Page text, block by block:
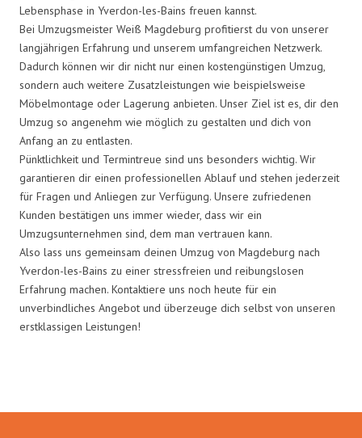
Lebensphase in Yverdon-les-Bains freuen kannst.
Bei Umzugsmeister Weiß Magdeburg profitierst du von unserer
langjährigen Erfahrung und unserem umfangreichen Netzwerk.
Dadurch können wir dir nicht nur einen kostengünstigen Umzug,
sondern auch weitere Zusatzleistungen wie beispielsweise
Möbelmontage oder Lagerung anbieten. Unser Ziel ist es, dir den
Umzug so angenehm wie möglich zu gestalten und dich von
Anfang an zu entlasten.
Pünktlichkeit und Termintreue sind uns besonders wichtig. Wir
garantieren dir einen professionellen Ablauf und stehen jederzeit
für Fragen und Anliegen zur Verfügung. Unsere zufriedenen
Kunden bestätigen uns immer wieder, dass wir ein
Umzugsunternehmen sind, dem man vertrauen kann.
Also lass uns gemeinsam deinen Umzug von Magdeburg nach
Yverdon-les-Bains zu einer stressfreien und reibungslosen
Erfahrung machen. Kontaktiere uns noch heute für ein
unverbindliches Angebot und überzeuge dich selbst von unseren
erstklassigen Leistungen!